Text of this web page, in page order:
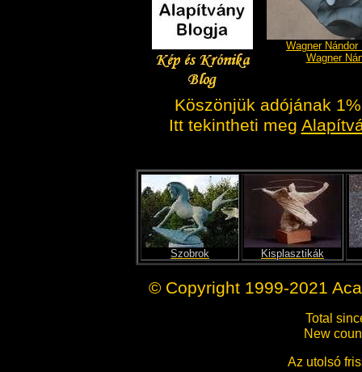
Wagner
Wagner
Köszönjük adójának
Itt tekintheti meg
Szobrok Kisplasztikák
© Copyright 1999-2021
Total
New
Az utolsó